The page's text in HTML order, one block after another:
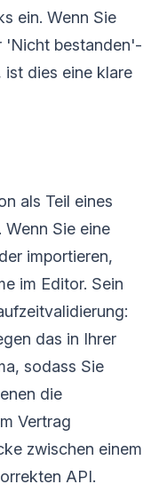
ein. Wenn Sie
'Nicht bestanden'-
ist dies eine klare
als Teil eines
Sie eine
importieren,
im Editor. Sein
das in Ihrer
sodass Sie
die
Vertrag
zwischen einem
API.